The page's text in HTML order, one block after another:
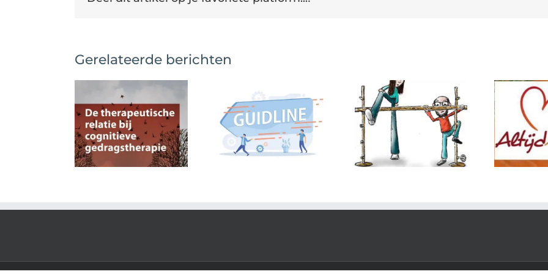
Gerelateerde berichten